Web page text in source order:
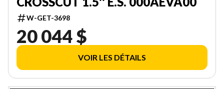
W-GET-3698
20 044 $
VOIR LES DÉTAILS